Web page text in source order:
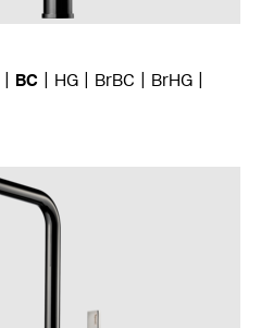
BC HG BrBC
BrHG